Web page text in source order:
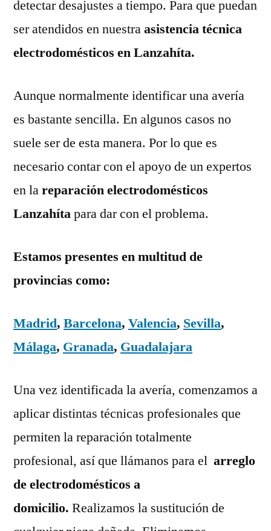
detectar desajustes a tiempo. Para que puedan
ser atendidos en nuestraasistencia técnica
electrodomésticos en Lanzahíta.
Aunque normalmente identificar una avería
es bastante sencilla. En algunos casos no
suele ser de esta manera. Por lo que es
necesario contar con el apoyo de un expertos
en lareparación electrodomésticos
Lanzahítapara dar con el problema.
Estamos presentes en multitud de
provincias como:
Madrid, Barcelona, Valencia, Sevilla,
Málaga, Granada, Guadalajara
Una vez identificada la avería, comenzamos a
aplicar distintas técnicas profesionales que
permiten la reparación totalmente
profesional, así que llámanos para el arreglo
de electrodomésticos a
domicilio. Realizamos la sustitución de